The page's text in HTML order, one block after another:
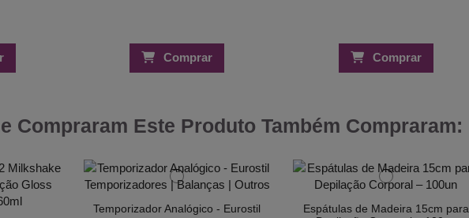
Comprar Comprar
Compraram Este Produto Também Compraram:
Temporizador Analógico - Eurostil
Espátulas de Madeira 15cm para